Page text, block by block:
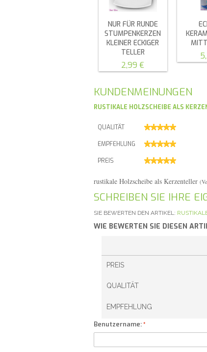
NUR FÜR RUNDE
STUMPENKERZEN
KLEINER ECKIGER
TELLER
2,99 €
KUNDENMEINUNGEN
RUSTIKALE HOLZSCHEIBE ALS
QUALITÄT
EMPFEHLUNG
PREIS
rustikale Holzscheibe als Kerzenteller
SCHREIBEN SIE IHRE
SIE BEWERTEN DEN ARTIKEL:
WIE BEWERTEN SIE DIESEN
PREIS
QUALITÄT
EMPFEHLUNG
Benutzername: